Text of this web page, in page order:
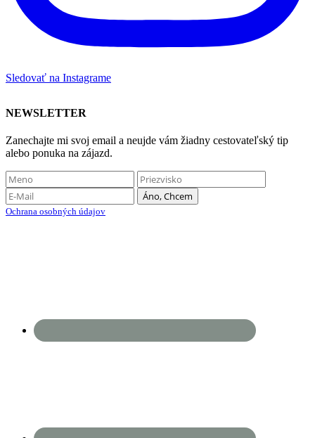
Sledovať na Instagrame
NEWSLETTER
Zanechajte mi svoj email a neujde vám žiadny cestovateľský tip
alebo ponuka na zájazd.
Ochrana osobných údajov